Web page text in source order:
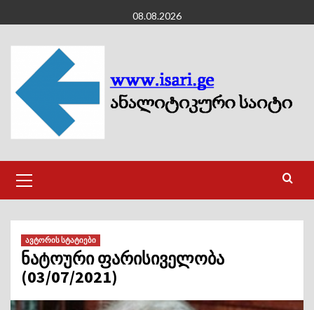
to
content
08.08.2026
Menu
ავტორის სტატიები
ნატოური ფარისიველობა
(03/07/2021)